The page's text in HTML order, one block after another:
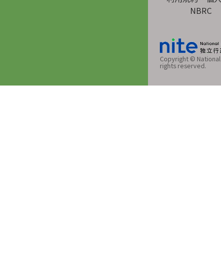
NBRC
Copyright ©
rights reserved.